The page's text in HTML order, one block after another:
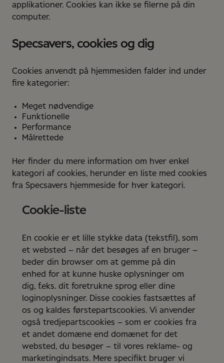
applikationer. Cookies kan ikke se filerne på din
computer.
Specsavers, cookies og dig
Cookies anvendt på hjemmesiden falder ind under
fire kategorier:
Meget nødvendige
Funktionelle
Performance
Målrettede
Her finder du mere information om hver enkel
kategori af cookies, herunder en liste med cookies
fra Specsavers hjemmeside for hver kategori.
Cookie-liste
En cookie er et lille stykke data (tekstfil), som
et websted – når det besøges af en bruger –
beder din browser om at gemme på din
enhed for at kunne huske oplysninger om
dig, f.eks. dit foretrukne sprog eller dine
loginoplysninger. Disse cookies fastsættes af
os og kaldes førstepartscookies. Vi anvender
også tredjepartscookies – som er cookies fra
et andet domæne end domænet for det
websted, du besøger – til vores reklame- og
marketingindsats. Mere specifikt bruger vi